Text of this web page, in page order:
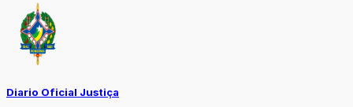
Diario Oficial Justiça